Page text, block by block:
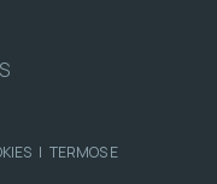
| TERMOS E